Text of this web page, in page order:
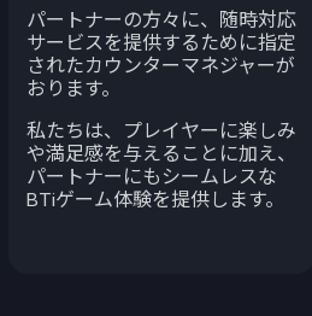
パートナーの方々に、随時対応
サービスを提供するために指定
されたカウンターマネジャーが
おります。
私たちは、プレイヤーに楽しみ
や満足感を与えることに加え、
パートナーにもシームレスな
BTiゲーム体験を提供します。